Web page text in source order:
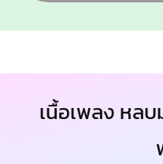
เนื้อเพลง หลบ